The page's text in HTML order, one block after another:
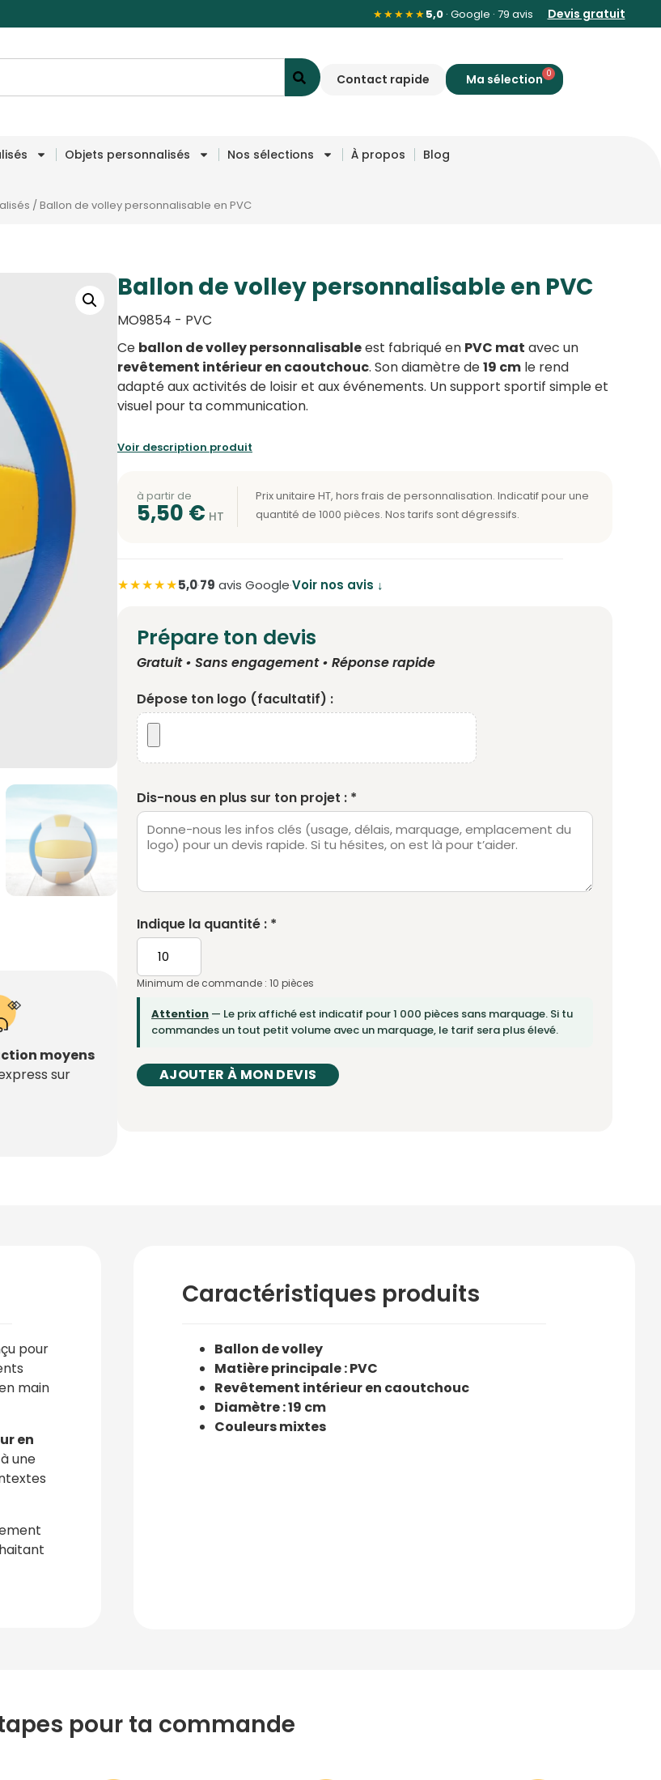
★★★★★5,0· Google · 79 avis Devis gratuit
Contact rapide 0
Objets personnalisés Nos sélections À propos Blog
/Ballon de volley personnalisable en PVC
moyens
sur
Ballon de volley personnalisable en PVC
MO9854 - PVC
Ce ballon de volley personnalisableest fabriqué en PVC mat avec un
revêtement intérieur en caoutchouc. Son diamètre de19 cm le rend
adapté aux activités de loisir et aux événements. Un support sportif simple et
visuel pour ta communication.
Voir description produit
à partir de
5,50 €
★★★★★5,0·79 avis Google·Voir nos avis ↓
Prépare ton devis
Gratuit • Sans engagement • Réponse rapide
Dépose ton logo (facultatif) :
Dis-nous en plus sur ton projet : *
Indique la quantité : *
Minimum de commande : 10 pièces
Attention — Le prix affiché est indicatif pour 1 000 pièces sans marquage. Si tu
commandes un tout petit volume avec un marquage, le tarif sera plus élevé.
AJOUTER À MON DEVIS
pour
main
en
une
Caractéristiques produits
Ballon de volley
Matière principale : PVC
Revêtement intérieur en caoutchouc
Diamètre : 19 cm
Couleurs mixtes
pour ta commande